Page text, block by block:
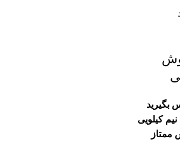
بگیرید
کیلویی
ممتاز